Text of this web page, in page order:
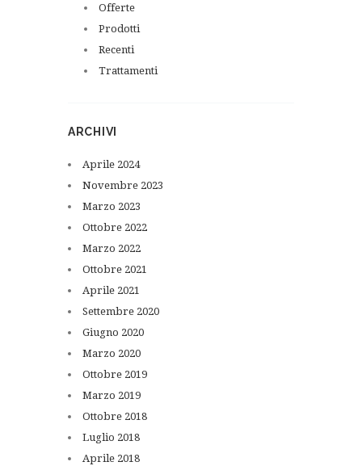
Offerte
Prodotti
Recenti
Trattamenti
ARCHIVI
Aprile 2024
Novembre 2023
Marzo 2023
Ottobre 2022
Marzo 2022
Ottobre 2021
Aprile 2021
Settembre 2020
Giugno 2020
Marzo 2020
Ottobre 2019
Marzo 2019
Ottobre 2018
Luglio 2018
Aprile 2018